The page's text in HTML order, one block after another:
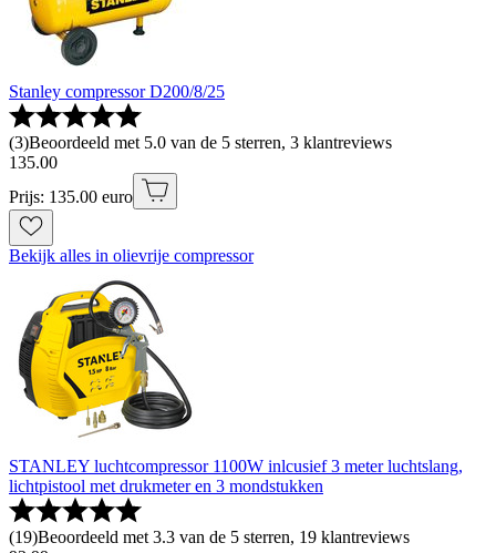
Stanley compressor D200/8/25
(3)Beoordeeld met 5.0 van de 5 sterren, 3 klantreviews
135.00
Prijs: 135.00 euro
Bekijk alles in olievrije compressor
STANLEY luchtcompressor 1100W inlcusief 3 meter luchtslang,
lichtpistool met drukmeter en 3 mondstukken
(19)Beoordeeld met 3.3 van de 5 sterren, 19 klantreviews